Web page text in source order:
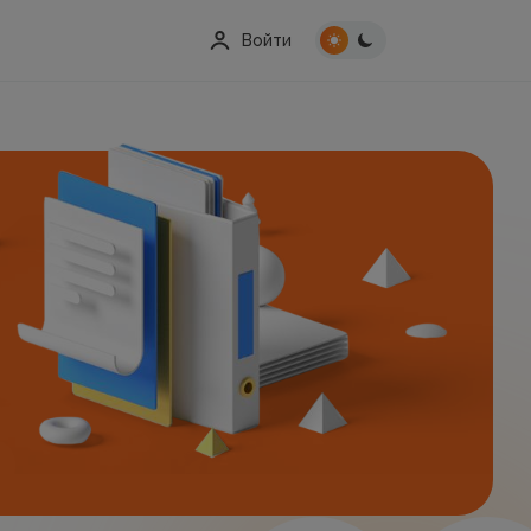
Войти